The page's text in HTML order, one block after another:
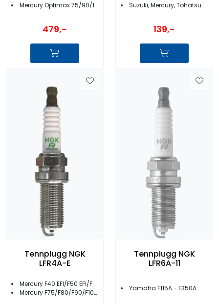
Mercury Optimax 75/90/115
479,-
Suzuki, Mercury, Tohatsu
139,-
Tennplugg NGK
LFR4A-E
Mercury F40 EFI/F50 EFI/F60 EFI (4-syl)
Mercury F75/F80/F90/F100/F115
Tennplugg NGK
LFR6A-11
Yamaha F115A - F350A